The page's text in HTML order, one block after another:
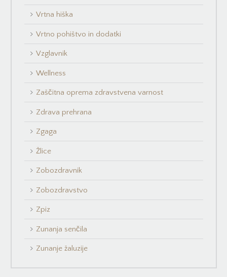
Vrtna hiška
Vrtno pohištvo in dodatki
Vzglavnik
Wellness
Zaščitna oprema zdravstvena varnost
Zdrava prehrana
Zgaga
Žlice
Zobozdravnik
Zobozdravstvo
Zpiz
Zunanja senčila
Zunanje žaluzije